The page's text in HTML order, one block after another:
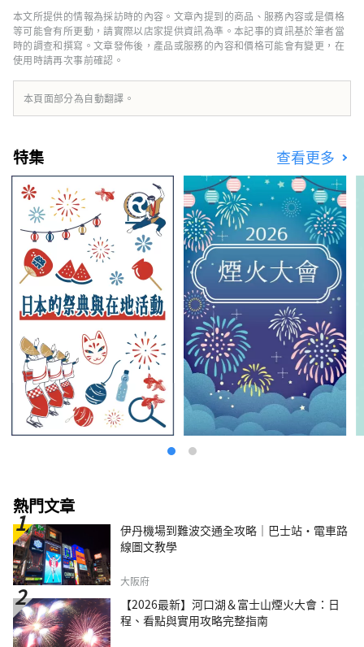
「翠林」、日式餐廳「仙台灘萬」。我們還擁有
多間會議室，包括最多可容納1,300人的宴會
廳，我們期待為您提供隨時可使用的舞台。
本文所提供的情報為採訪時的內容。文章內提到的商品、服務內容或是價格
等可能會有所更動，請實際以店家提供資訊為準。本記事的資訊基於筆者當
時的調查和撰寫。文章發佈後，產品或服務的內容和價格可能會有變更，在
使用時請再次事前確認。
本頁面部分為自動翻譯。
特集 查看更多
熱門文章
伊丹機場到難波交通全攻略｜巴士站・電車路
線圖文教學
大阪府
【2026最新】河口湖＆富士山煙火大會：日
程、看點與實用攻略完整指南